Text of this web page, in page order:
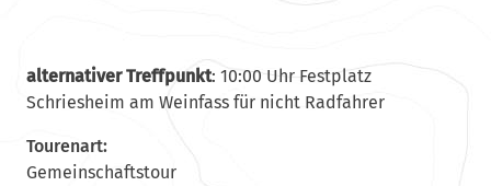
alternativer Treffpunkt: 10:00 Uhr Festplatz
Schriesheim am Weinfass für nicht Radfahrer
Tourenart:
Gemeinschaftstour